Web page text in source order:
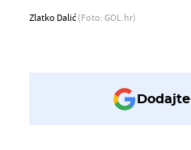
Zlatko Dalić (Foto: GOL.hr)